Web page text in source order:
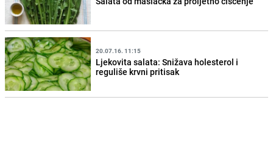
20.07.16. 11:15
Ljekovita salata: Snižava holesterol i
reguliše krvni pritisak